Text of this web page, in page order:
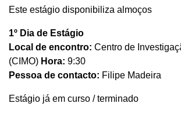
Este estágio disponibiliza almoços
1º Dia de Estágio
Local de encontro: Centro de
(CIMO) Hora: 9:30
Pessoa de contacto: Filipe Madeira
Estágio já em curso / terminado